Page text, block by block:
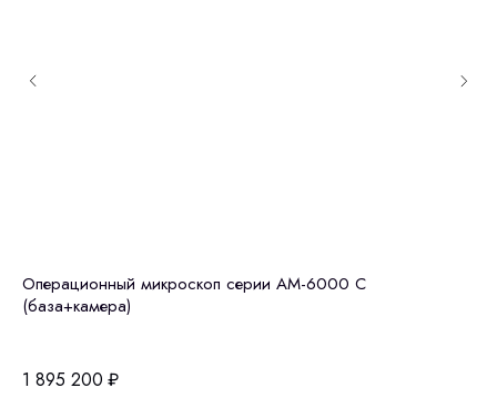
Операционный микроскоп серии АМ-6000 C
(база+камера)
1 895 200 ₽